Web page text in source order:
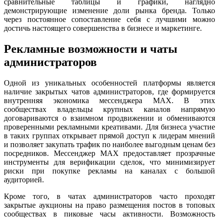
демонстрирующие изменение доли рынка бренда. Только
через постоянное сопоставление себя с лучшими можно
достичь настоящего совершенства в бизнесе и маркетинге.
Рекламные возможности и чаты
администраторов
Одной из уникальных особенностей платформы является
наличие закрытых чатов администраторов, где формируется
внутренняя экономика мессенджера MAX. В этих
сообществах владельцы крупных каналов напрямую
договариваются о взаимном продвижении и обмениваются
проверенными рекламными креативами. Для бизнеса участие
в таких группах открывает прямой доступ к лидерам мнений
и позволяет закупать трафик по наиболее выгодным ценам без
посредников. Мессенджер MAX предоставляет прозрачные
инструменты для верификации сделок, что минимизирует
риски при покупке рекламы на каналах с большой
аудиторией.
Кроме того, в чатах администраторов часто проходят
закрытые аукционы на право размещения постов в топовых
сообществах в пиковые часы активности. Возможность